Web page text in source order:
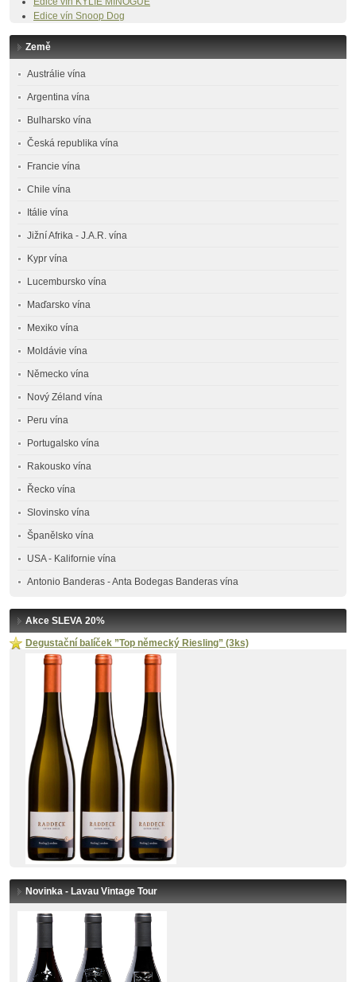
Edice vín Snoop Dog
Země
Austrálie vína
Argentina vína
Bulharsko vína
Česká republika vína
Francie vína
Chile vína
Itálie vína
Jižní Afrika - J.A.R. vína
Kypr vína
Lucembursko vína
Maďarsko vína
Mexiko vína
Moldávie vína
Německo vína
Nový Zéland vína
Peru vína
Portugalsko vína
Rakousko vína
Řecko vína
Slovinsko vína
Španělsko vína
USA - Kalifornie vína
Antonio Banderas - Anta Bodegas Banderas vína
Akce SLEVA 20%
Degustační balíček ”Top německý Riesling” (3ks)
Novinka - Lavau Vintage Tour